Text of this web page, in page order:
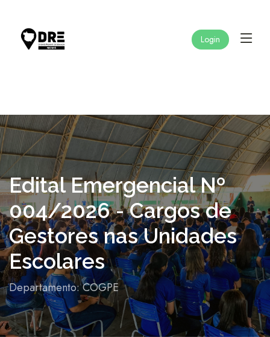
Login
Edital Emergencial Nº
004/2026 - Cargos de
Gestores nas Unidades
Escolares
Departamento: COGPE